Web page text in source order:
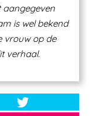
aangegeven
is wel bekend
vrouw op de
verhaal.